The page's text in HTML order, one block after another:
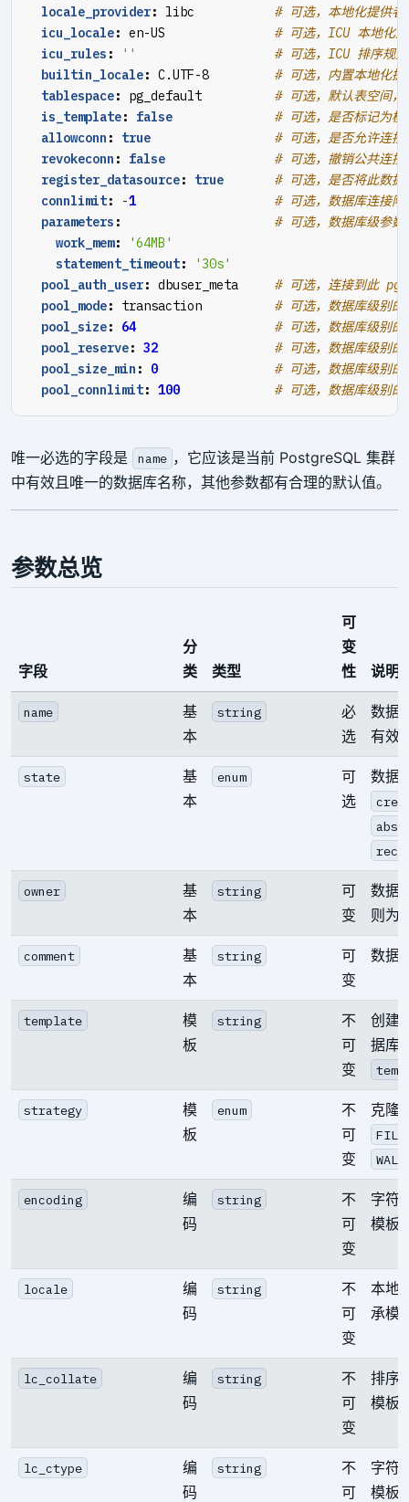
locale_provider: libc
# 可选，本地化提供
icu_locale: en-US
# 可选，ICU 本地化规
icu_rules : ''
# 可选，ICU 排序规则
builtin_locale: C.UTF-8
# 可选，内置本地化提
tablespace: pg_default
# 可选，默认表空间
is_template: false
# 可选，是否标记为模
allowconn : true
# 可选，是否允许连
revokeconn : false
# 可选，撤销公共连
register_datasource: true
# 可选，是否将此数
connlimit: -1
# 可选，数据库连接
parameters :
# 可选，数据库级参数
work_mem:
'64MB'
statement_timeout:
'30s'
pool_auth_user: dbuser_meta
# 可选，连接到此
pool_mode: transaction
# 可选，数据库级别
pool_size: 64
# 可选，数据库级别
pool_reserve: 32
# 可选，数据库级别
pool_size_min : 0
# 可选，数据库级别
pool_connlimit: 100 # 可选，数据库级别
唯一必选的字段是 name ，它应该是当前 PostgreSQL 集群
中有效且唯一的数据库名称，其他参数都有合理的默认值。
参数总览
字段
分
类
类型
可
变
性
说明
name
基
本
string
必
选
数据
有效
state
基
本
enum
可
选
数据
owner
基
本
string
可
变
数据
则为
comment
基
本
string
可
变
数据
template
模
板
string
不
可
变
创建
据库
strategy
模
板
enum
不
可
变
克隆
encoding
编
码
string
不
可
变
字符
模板
locale
编
码
string
不
可
变
本地
承模
lc_collate
编
码
string
不
可
变
排序
模板
lc_ctype
编
码
string
不
可
字符
模板